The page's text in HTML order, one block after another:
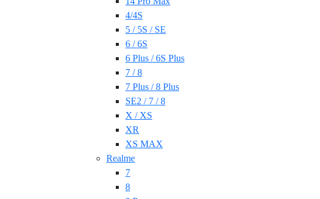
4/4S
5 / 5S / SE
6 / 6S
6 Plus / 6S Plus
7 / 8
7 Plus / 8 Plus
SE2 / 7 / 8
X / XS
XR
XS MAX
Realme
7
8